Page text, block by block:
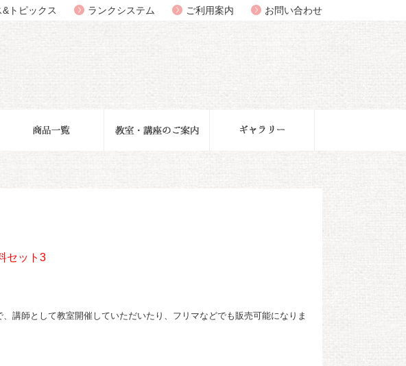
&トピックス ランクシステム ご利用案内 お問い合わせ
セット3
講師として教室開催していただいたり、フリマなどでも販売可能になりま